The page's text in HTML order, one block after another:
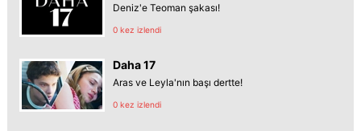
Deniz'e Teoman şakası!
0 kez izlendi
Daha 17
Aras ve Leyla'nın başı dertte!
0 kez izlendi